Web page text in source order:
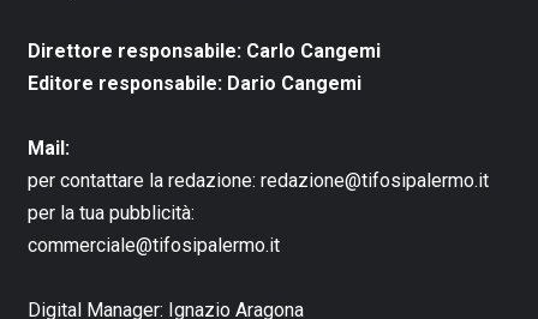
Direttore responsabile: Carlo Cangemi
Editore responsabile: Dario Cangemi
Mail:
per contattare la redazione: redazione@tifosipalermo.it
per la tua pubblicità:
commerciale@tifosipalermo.it
Digital Manager: Ignazio Aragona